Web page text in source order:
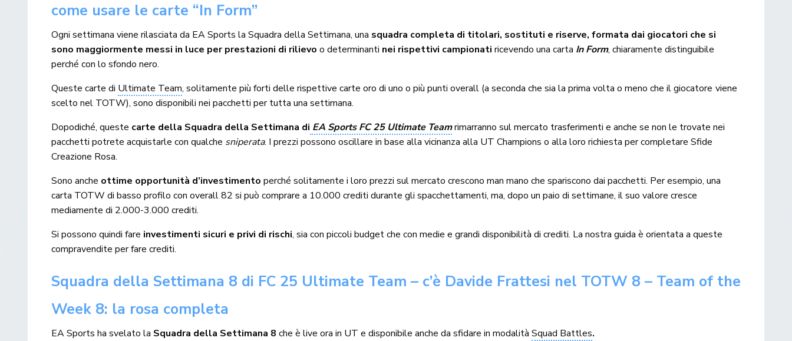
come usare le carte “In Form”
Ogni settimana viene rilasciata da EA Sports la Squadra della Settimana, una squadra completa di titolari, sostituti e riserve, formata dai giocatori che si
sono maggiormente messi in luce per prestazioni di rilievo o determinanti nei rispettivi campionati ricevendo una carta In Form, chiaramente distinguibile
perché con lo sfondo nero.
Queste carte di Ultimate Team, solitamente più forti delle rispettive carte oro di uno o più punti overall (a seconda che sia la prima volta o meno che il giocatore viene
scelto nel TOTW), sono disponibili nei pacchetti per tutta una settimana.
Dopodiché, queste carte della Squadra della Settimana di EA Sports FC 25 Ultimate Teamrimarranno sul mercato trasferimenti e anche se non le trovate nei
pacchetti potrete acquistarle con qualche sniperata. I prezzi possono oscillare in base alla vicinanza alla UT Champions o alla loro richiesta per completare Sfide
Creazione Rosa.
Sono anche ottime opportunità d’investimento perché solitamente i loro prezzi sul mercato crescono man mano che spariscono dai pacchetti. Per esempio, una
carta TOTW di basso profilo con overall 82 si può comprare a 10.000 crediti durante gli spacchettamenti, ma, dopo un paio di settimane, il suo valore cresce
mediamente di 2.000-3.000 crediti.
Si possono quindi fare investimenti sicuri e privi di rischi, sia con piccoli budget che con medie e grandi disponibilità di crediti. La nostra guida è orientata a queste
compravendite per fare crediti.
Squadra della Settimana 8 di FC 25 Ultimate Team – c’è Davide Frattesi nel TOTW 8 – Team of the
Week 8: la rosa completa
EA Sports ha svelato la Squadra della Settimana 8che è live ora in UT e disponibile anche da sfidare in modalitàSquad Battles.